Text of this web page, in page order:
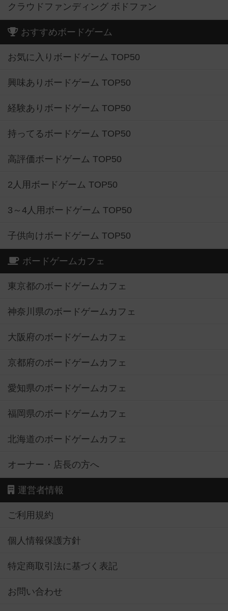
クラウドファンディング ボドファン
おすすめボードゲーム
お気に入りボードゲーム TOP50
興味ありボードゲーム TOP50
経験ありボードゲーム TOP50
持ってるボードゲーム TOP50
高評価ボードゲーム TOP50
2人用ボードゲーム TOP50
3～4人用ボードゲーム TOP50
子供向けボードゲーム TOP50
ボードゲームカフェ
東京都のボードゲームカフェ
神奈川県のボードゲームカフェ
大阪府のボードゲームカフェ
京都府のボードゲームカフェ
愛知県のボードゲームカフェ
福岡県のボードゲームカフェ
北海道のボードゲームカフェ
オーナー・店長の方へ
運営者情報
ご利用規約
個人情報保護方針
特定商取引法に基づく表記
お問い合わせ